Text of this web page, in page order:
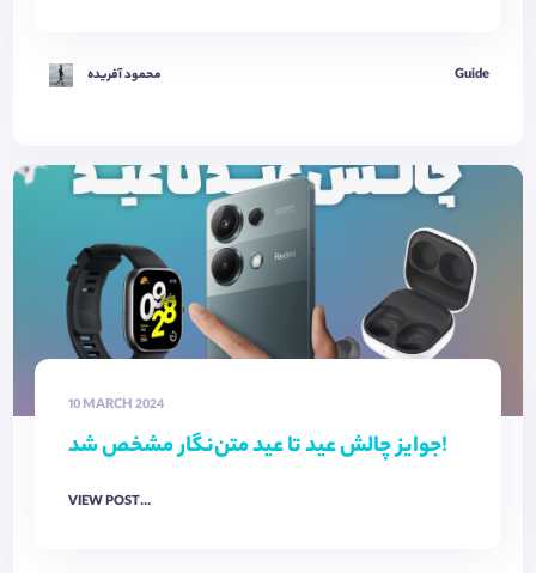
محمود آفریده Guide
10 MARCH 2024
جوایز چالش عید تا عید متن‌نگار مشخص شد!
VIEW POST...